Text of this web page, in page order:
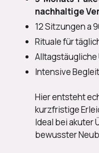
nachhaltige
12 Sitzungen a
Rituale für
Alltagstäugliche
Intensive
Hier entsteht
kurzfristige
Ideal bei akuter
bewusster